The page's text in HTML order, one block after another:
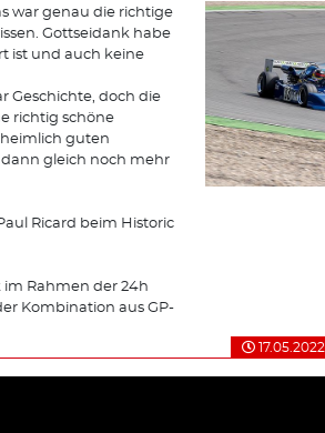
war genau die richtige
Gottseidank habe
ist und auch keine
Geschichte, doch die
richtig schöne
guten
gleich noch mehr
Ricard beim Historic
im Rahmen der 24h
Kombination aus GP-
17.05.2022